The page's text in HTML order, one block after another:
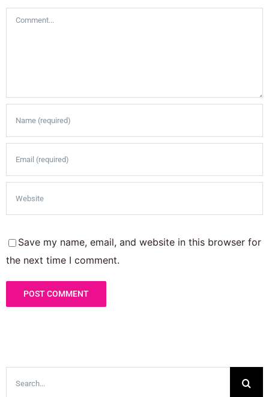
Comment
Save my name, email, and website in this browser for
the next time I comment.